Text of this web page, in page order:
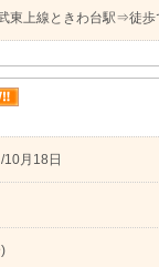
東上線ときわ台駅⇒徒歩
10月18日